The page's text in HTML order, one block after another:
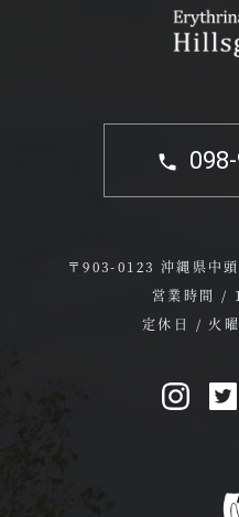
〒903-0123 沖縄県中
営業時間 /
定休日 / 火曜